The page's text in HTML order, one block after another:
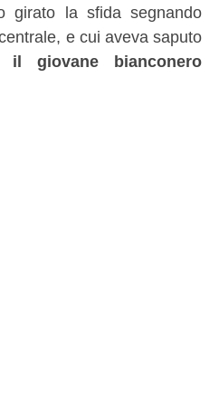
girato la sfida segnando
e cui aveva saputo
il giovane bianconero